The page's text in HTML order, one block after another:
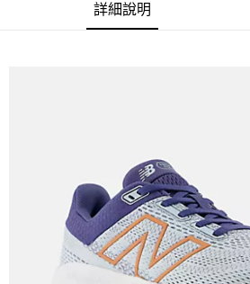
詳細說明